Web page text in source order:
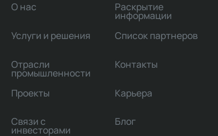
О нас
Услуги и решения
Отрасли
промышленности
Проекты
Связи с
инвесторами
Раскрытие
информации
Список партнеров
Контакты
Карьера
Блог